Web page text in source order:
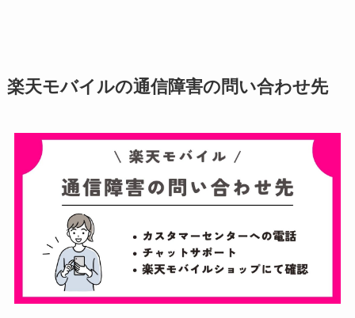
楽天モバイルの通信障害の問い合わせ先